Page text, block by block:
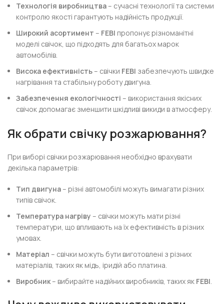
Технологія виробництва – сучасні технології та системи
контролю якості гарантують надійність продукції.
Широкий асортимент – FEBI пропонує різноманітні
моделі свічок, що підходять для багатьох марок
автомобілів.
Висока ефективність – свічки FEBI забезпечують швидке
нагрівання та стабільну роботу двигуна.
Забезпечення екологічності – використання якісних
свічок допомагає зменшити шкідливі викиди в атмосферу.
Як обрати свічку розжарювання?
При виборі свічки розжарювання необхідно врахувати
декілька параметрів:
Тип двигуна – різні автомобілі можуть вимагати різних
типів свічок.
Температура нагріву – свічки можуть мати різні
температури, що впливають на їх ефективність в різних
умовах.
Матеріал – свічки можуть бути виготовлені з різних
матеріалів, таких як мідь, іридій або платина.
Виробник– вибирайте надійних виробників, таких як FEBI.